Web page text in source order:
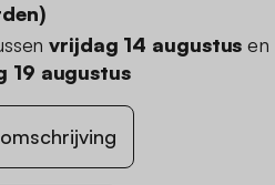
)
vrijdag 14 augustus en
19 augustus